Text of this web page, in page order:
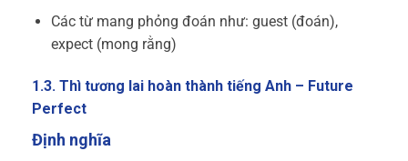
Các từ mang phỏng đoán như: guest (đoán),
expect (mong rằng)
1.3. Thì tương lai hoàn thành tiếng Anh – Future
Perfect
Định nghĩa